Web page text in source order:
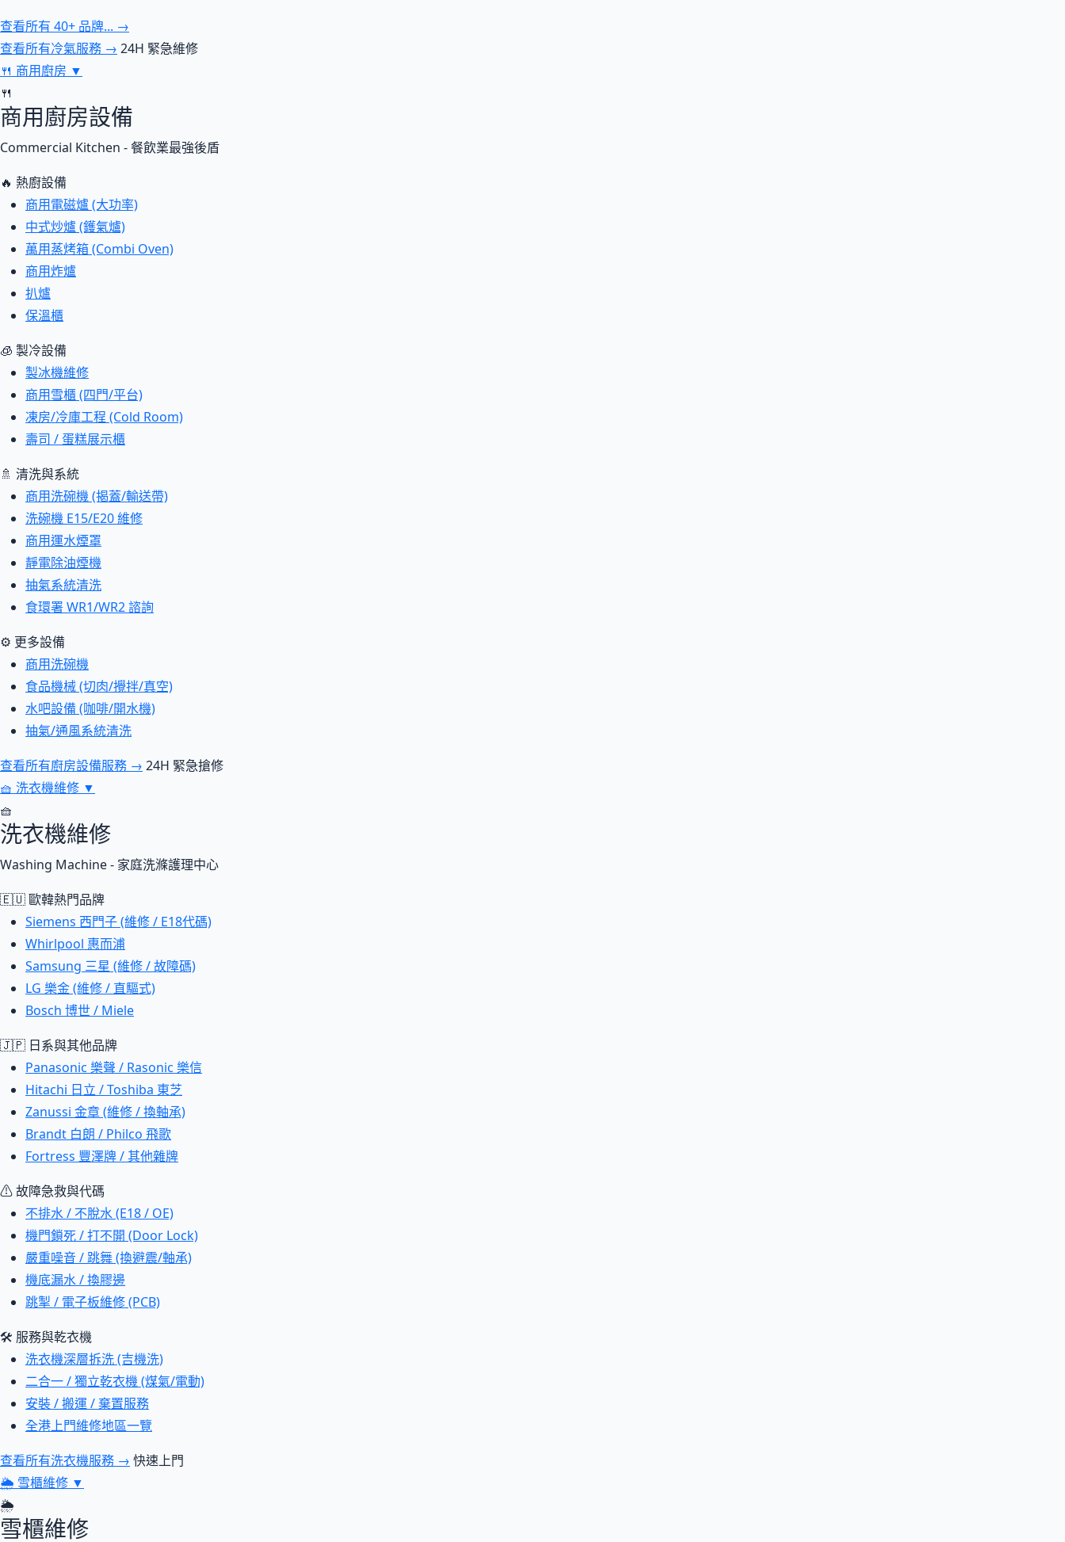
查看所有 40+ 品牌... →
查看所有冷氣服務 → 24H 緊急維修
🍴 商用廚房 ▼
🍴
商用廚房設備
Commercial Kitchen - 餐飲業最強後盾
🔥 熱廚設備
商用電磁爐 (大功率)
中式炒爐 (鑊氣爐)
萬用蒸烤箱 (Combi Oven)
商用炸爐
扒爐
保溫櫃
🧊 製冷設備
製冰機維修
商用雪櫃 (四門/平台)
凍房/冷庫工程 (Cold Room)
壽司 / 蛋糕展示櫃
🚿 清洗與系統
商用洗碗機 (揭蓋/輸送帶)
洗碗機 E15/E20 維修
商用運水煙罩
靜電除油煙機
抽氣系統清洗
食環署 WR1/WR2 諮詢
⚙ 更多設備
商用洗碗機
食品機械 (切肉/攪拌/真空)
水吧設備 (咖啡/開水機)
抽氣/通風系統清洗
查看所有廚房設備服務 → 24H 緊急搶修
🧺 洗衣機維修 ▼
🧺
洗衣機維修
Washing Machine - 家庭洗滌護理中心
🇪🇺 歐韓熱門品牌
Siemens 西門子 (維修 / E18代碼)
Whirlpool 惠而浦
Samsung 三星 (維修 / 故障碼)
LG 樂金 (維修 / 直驅式)
Bosch 博世 / Miele
🇯🇵 日系與其他品牌
Panasonic 樂聲 / Rasonic 樂信
Hitachi 日立 / Toshiba 東芝
Zanussi 金章 (維修 / 換軸承)
Brandt 白朗 / Philco 飛歌
Fortress 豐澤牌 / 其他雜牌
⚠ 故障急救與代碼
不排水 / 不脫水 (E18 / OE)
機門鎖死 / 打不開 (Door Lock)
嚴重噪音 / 跳舞 (換避震/軸承)
機底漏水 / 換膠邊
跳掣 / 電子板維修 (PCB)
🛠 服務與乾衣機
洗衣機深層拆洗 (吉機洗)
二合一 / 獨立乾衣機 (煤氣/電動)
安裝 / 搬運 / 棄置服務
全港上門維修地區一覽
查看所有洗衣機服務 → 快速上門
🌦 雪櫃維修 ▼
🌦
雪櫃維修